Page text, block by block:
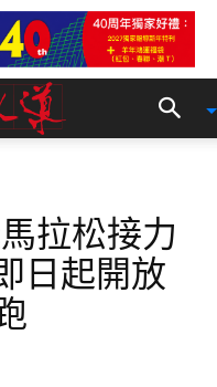
拉松接力
日起開放